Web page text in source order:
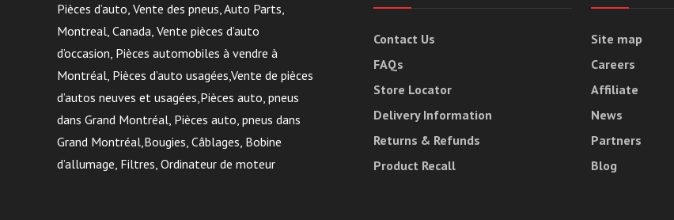
Pièces d’auto, Vente des pneus, Auto Parts,
Montreal, Canada, Vente pièces d’auto
d’occasion, Pièces automobiles à vendre à
Montréal, Pièces d’auto usagées,Vente de pièces
d’autos neuves et usagées,Pièces auto, pneus
dans Grand Montréal, Pièces auto, pneus dans
Grand Montréal,Bougies, Câblages, Bobine
d’allumage, Filtres, Ordinateur de moteur
Contact Us
FAQs
Store Locator
Delivery Information
Returns & Refunds
Product Recall
Site map
Careers
Affiliate
News
Partners
Blog